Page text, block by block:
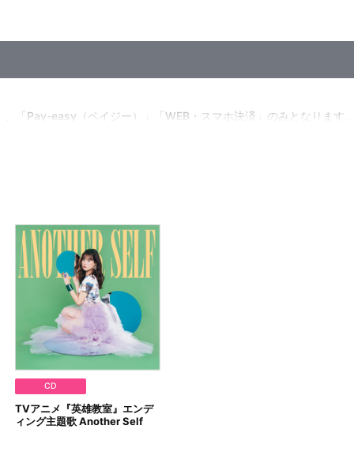
「Pay-easy（ペイジー）」「WEB・スマホ決済」のみとなります。
た場合
場合
すので、あらかじめご了承ください。
急便となります。
CD
TVアニメ『英雄教室』エンデ
ィング主題歌 Another Self